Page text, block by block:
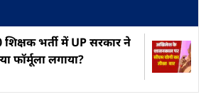
भर्ती में UP सरकार ने
फॉर्मूला लगाया?